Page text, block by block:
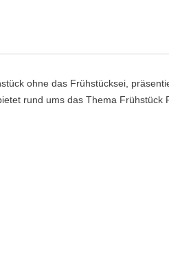
ohne das Frühstücksei,
rund ums das Thema Frühstück